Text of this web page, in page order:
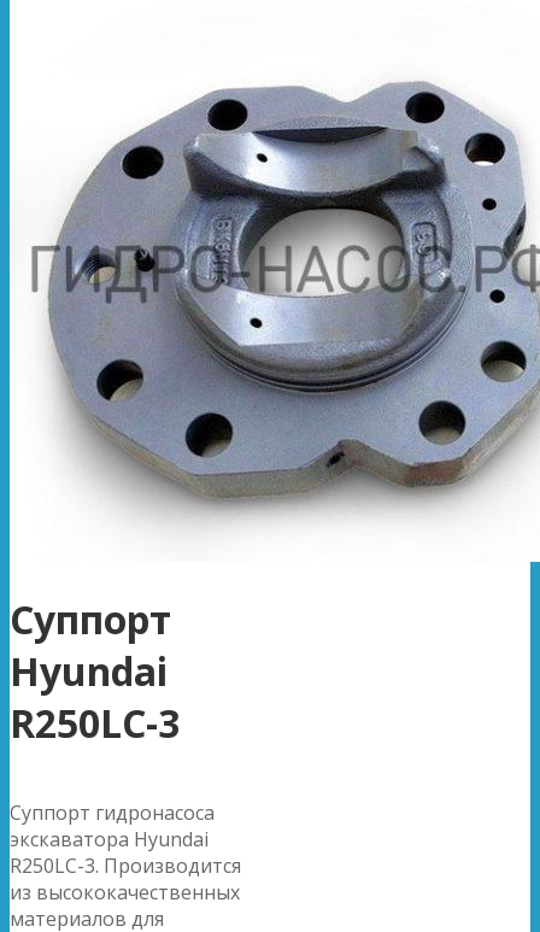
Суппорт
Hyundai
R250LC-3
Суппорт гидронасоса
экскаватора Hyundai
R250LC-3. Производится
из высококачественных
материалов для